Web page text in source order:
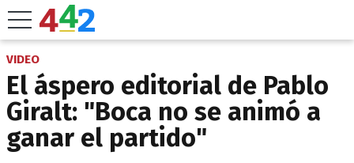
VIDEO
El áspero editorial de Pablo
Giralt: "Boca no se animó a
ganar el partido"